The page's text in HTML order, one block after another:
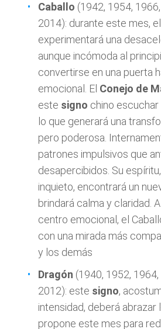
Caballo (1942, 1954,
2014): durante este mes,
experimentará una
aunque incómoda al
convertirse en una puerta
emocional. El Conejo de
este signo chino
lo que generará una
pero poderosa.
patrones impulsivos que
desapercibidos. Su
inquieto, encontrará un
brindará calma y claridad.
centro emocional, el
con una mirada más
y los demás
Dragón (1940, 1952,
2012): este signo,
intensidad, deberá abrazar
propone este mes para